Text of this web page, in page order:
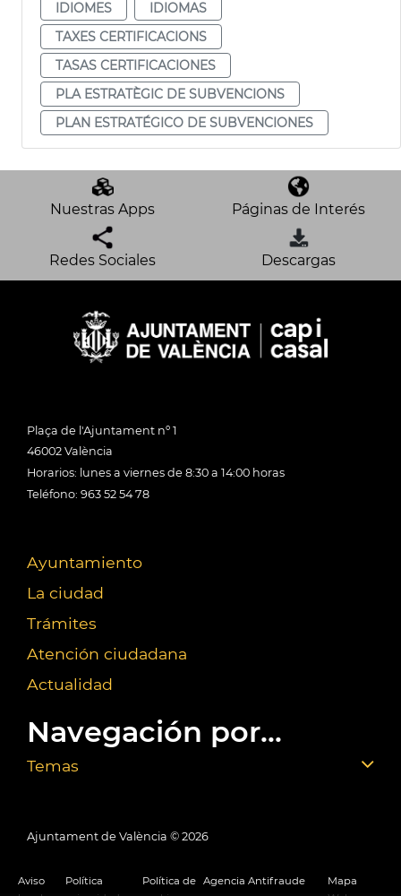
IDIOMES
IDIOMAS
TAXES CERTIFICACIONS
TASAS CERTIFICACIONES
PLA ESTRATÈGIC DE SUBVENCIONS
PLAN ESTRATÉGICO DE SUBVENCIONES
Nuestras Apps Páginas de Interés
Redes Sociales Descargas
Plaça de l'Ajuntament nº 1
46002 València
Horarios: lunes a viernes de 8:30 a 14:00 horas
Teléfono: 963 52 54 78
Ayuntamiento
La ciudad
Trámites
Atención ciudadana
Actualidad
Navegación por...
Temas
Ajuntament de València © 2026
Aviso
Política
Política de Agencia Antifraude
Mapa